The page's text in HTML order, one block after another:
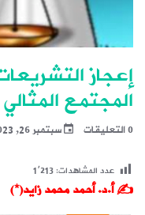
إعجاز
المجتمع المثالي (8-
0 التعليقات سبتمبر 26, 2023
عدد المشاهدات:1٬213
✍️ أ.د. أحمد محمد زايد(*)